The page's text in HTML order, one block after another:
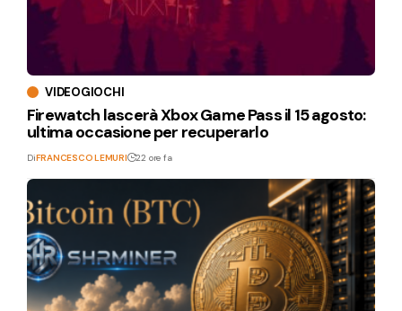
VIDEOGIOCHI
Firewatch lascerà Xbox Game Pass il 15 agosto:
ultima occasione per recuperarlo
DiFRANCESCO LEMURI 22 ore fa